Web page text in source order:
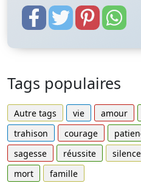
Tags populaires
Autre tags vie amour
trahison
courage
sagesse
réussite silence
mort
famille